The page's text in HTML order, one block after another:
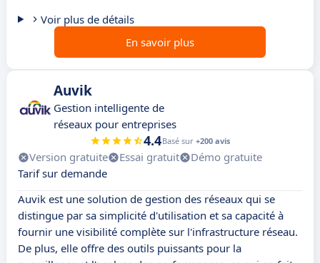
Voir plus de détails
En savoir plus
Auvik
Gestion intelligente de
réseaux pour entreprises
4.4Basé sur +200 avis
Version gratuite Essai gratuit
Démo gratuite
Tarif sur demande
Auvik est une solution de gestion des réseaux qui se
distingue par sa simplicité d'utilisation et sa capacité à
fournir une visibilité complète sur l'infrastructure réseau.
De plus, elle offre des outils puissants pour la